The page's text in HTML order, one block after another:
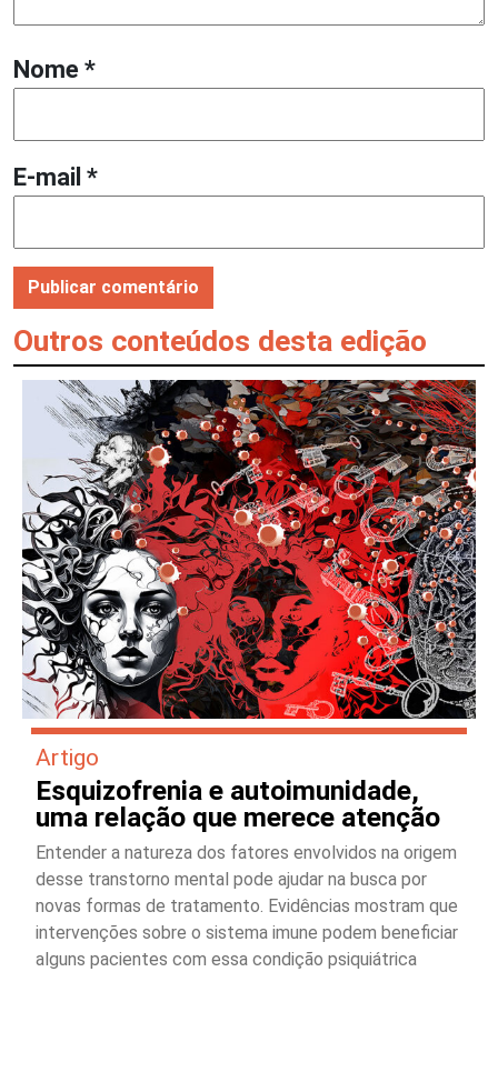
Nome *
E-mail *
Outros conteúdos desta edição
Artigo
Esquizofrenia e autoimunidade,
uma relação que merece atenção
Entender a natureza dos fatores envolvidos na origem
desse transtorno mental pode ajudar na busca por
novas formas de tratamento. Evidências mostram que
intervenções sobre o sistema imune podem beneficiar
alguns pacientes com essa condição psiquiátrica